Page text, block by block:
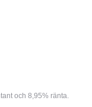
och 8,95% ränta.